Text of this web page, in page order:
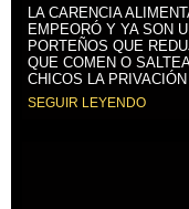
LA CARENCIA
EMPEORÓ Y YA SON
PORTEÑOS QUE
QUE COMEN O
CHICOS LA
SEGUIR LEYENDO